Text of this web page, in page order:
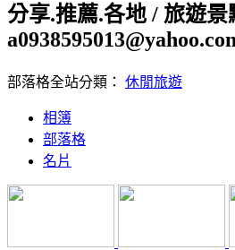
分享.推薦.各地 / 旅遊
部落格全站分類： 休閒旅遊
相簿
部落格
名片